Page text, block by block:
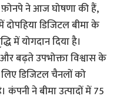
फ़ोनपे ने आज घोषणा की हैं,
डिजिटल बीमा के
में योगदान दिया है।
बढ़ते उपभोक्ता विश्वास के
डिजिटल चैनलों को
ने बीमा उत्पादों में 75